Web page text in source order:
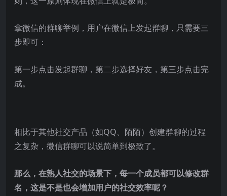
拿微信的群聊举例，用户在微信上发起群聊，只需要三
步即可：
第一步点击发起群聊，第二步选择好友，第三步点击完
成。
相比于其他社交产品（如QQ、陌陌）创建群聊的过程
之复杂，微信群聊可以说简单到极致了。
那么，在熟人社交的场景下，每一个成员都可以修改群
名，这是不是也会增加用户的社交效率呢？